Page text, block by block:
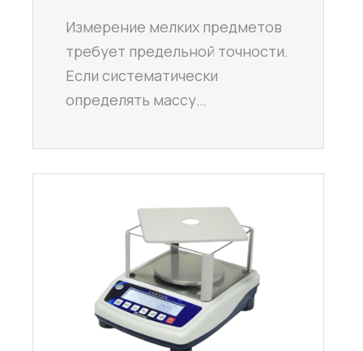
Измерение мелких предметов
требует предельной точности.
Если систематически
определять массу…